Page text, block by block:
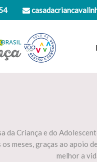
da Criança e do
meses, graças ao apoio
melhor a